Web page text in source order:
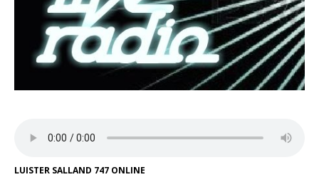
LUISTER SALLAND 747 ONLINE